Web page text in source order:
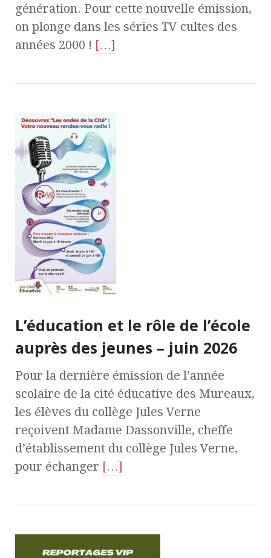
génération. Pour cette nouvelle émission,
on plonge dans les séries TV cultes des
années 2000 ! […]
L’éducation et le rôle de l’école
auprès des jeunes – juin 2026
Pour la dernière émission de l’année
scolaire de la cité éducative des Mureaux,
les élèves du collège Jules Verne
reçoivent Madame Dassonville, cheffe
d’établissement du collège Jules Verne,
pour échanger […]